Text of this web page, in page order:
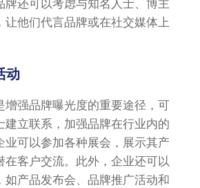
牌还可以考虑与知名人士、博主
让他们代言品牌或在社交媒体上
动
增强品牌曝光度的重要途径，可
建立联系，加强品牌在行业内的
业可以参加各种展会，展示其产
在客户交流。此外，企业还可以
如产品发布会、品牌推广活动和